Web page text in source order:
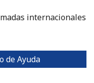
internacionales
de Ayuda